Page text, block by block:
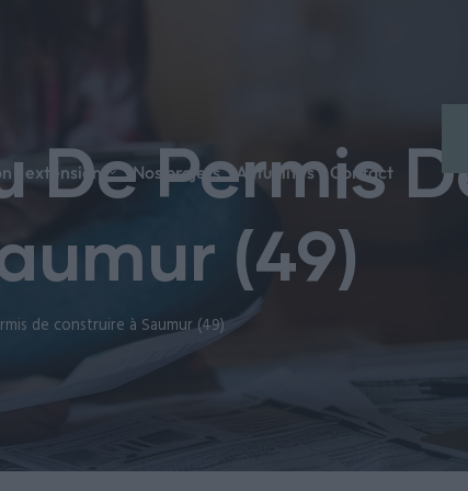
/ extension Nos projets Actualités Contact
De Permis
(49)
de construire à Saumur (49)